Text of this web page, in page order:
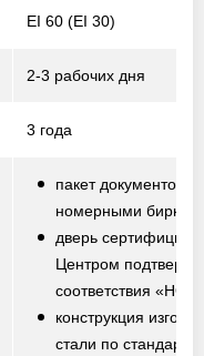
EI 60 (EI 30)
2-3 рабочих дня
3 года
пакет документов с
номерными
дверь
Центром
соответствия
конструкция
стали по